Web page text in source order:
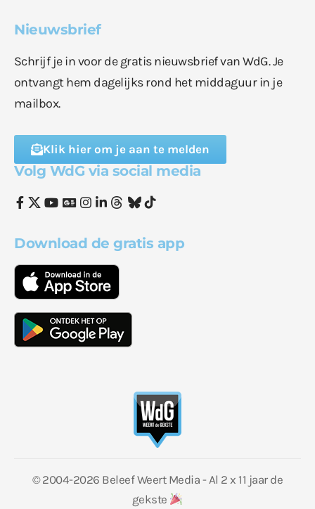
Nieuwsbrief
Schrijf je in voor de gratis nieuwsbrief van WdG. Je
ontvangt hem dagelijks rond het middaguur in je
mailbox.
Klik hier om je aan te melden
Volg WdG via social media
Download de gratis app
© 2004-2026 Beleef Weert Media - Al 2 x 11 jaar de
gekste